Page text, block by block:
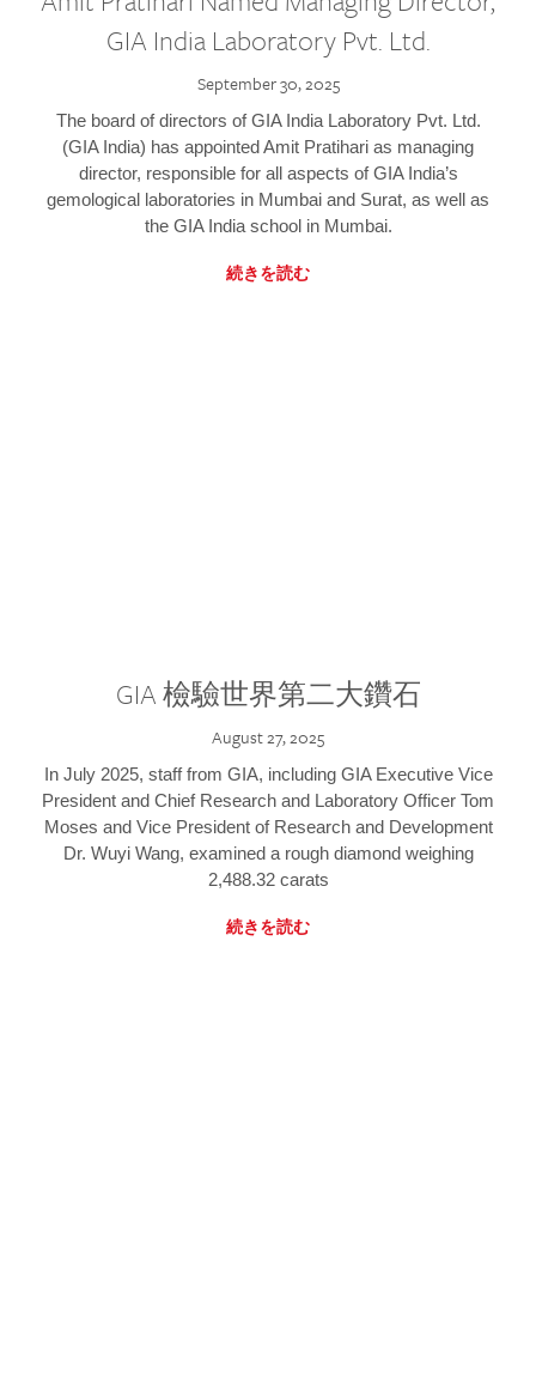
GIA India Laboratory Pvt. Ltd.
September 30, 2025
The board of directors of GIA India Laboratory Pvt. Ltd.
(GIA India) has appointed Amit Pratihari as managing
director, responsible for all aspects of GIA India’s
gemological laboratories in Mumbai and Surat, as well as
the GIA India school in Mumbai.
続きを読む
GIA 檢驗世界第二大鑽石
August 27, 2025
In July 2025, staff from GIA, including GIA Executive Vice
President and Chief Research and Laboratory Officer Tom
Moses and Vice President of Research and Development
Dr. Wuyi Wang, examined a rough diamond weighing
2,488.32 carats
続きを読む